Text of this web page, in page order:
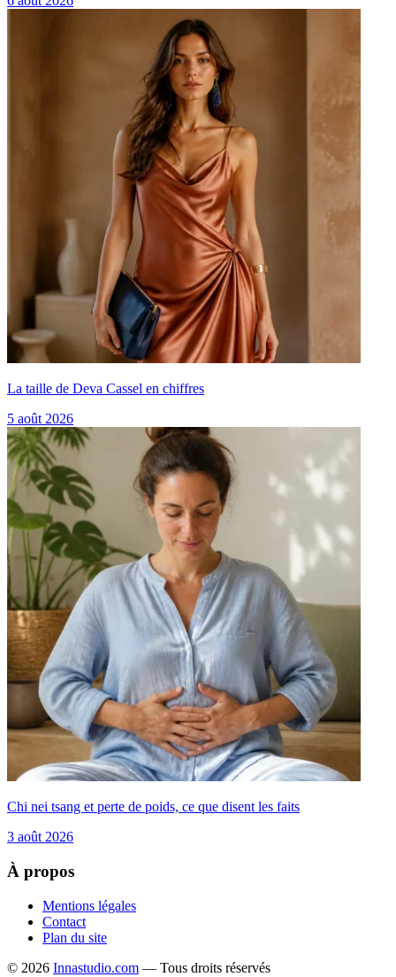
La taille de Deva Cassel en chiffres
5 août 2026
Chi nei tsang et perte de poids, ce que disent les faits
3 août 2026
À propos
Mentions légales
Contact
Plan du site
© 2026 Innastudio.com — Tous droits réservés